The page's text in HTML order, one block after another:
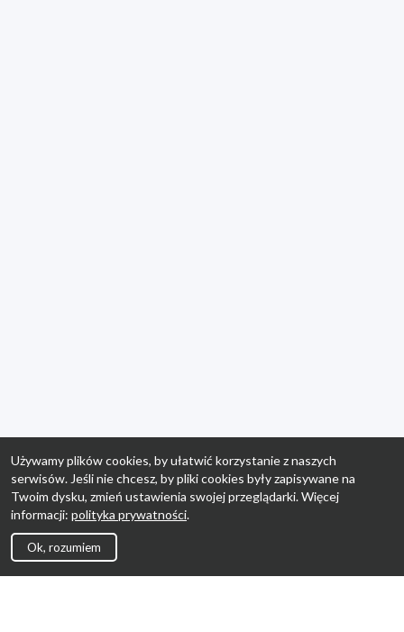
Używamy plików cookies, by ułatwić korzystanie z naszych
serwisów. Jeśli nie chcesz, by pliki cookies były zapisywane na
Twoim dysku, zmień ustawienia swojej przeglądarki. Więcej
informacji: polityka prywatności.
Ok, rozumiem